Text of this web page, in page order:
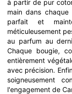
à partir de pur
main dans
parfait et
méticuleusement
au parfum au
Chaque bougie,
entièrement
avec précision.
soigneusement
l'engagement de